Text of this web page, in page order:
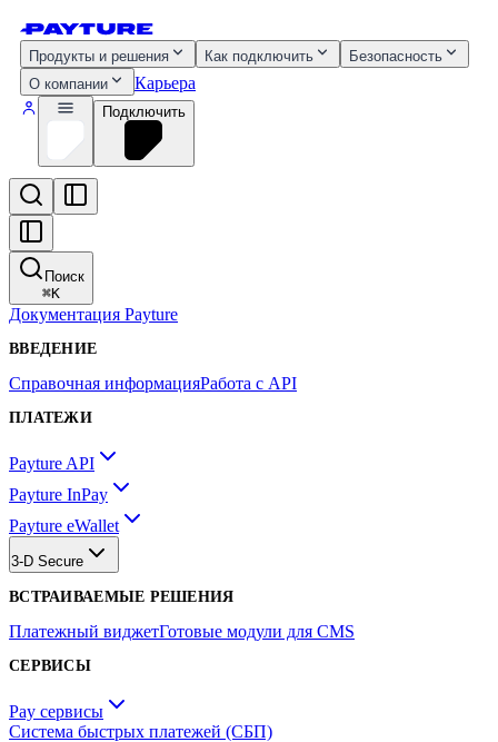
Продукты и решения Как подключить
Безопасность
О компании
Карьера
Подключить
Поиск
⌘K
Документация Payture
ВВЕДЕНИЕ
Справочная информацияРабота с API
ПЛАТЕЖИ
Payture API
Payture InPay
Payture eWallet
3-D Secure
ВСТРАИВАЕМЫЕ РЕШЕНИЯ
Платежный виджетГотовые модули для CMS
СЕРВИСЫ
Pay сервисы
Система быстрых платежей (СБП)